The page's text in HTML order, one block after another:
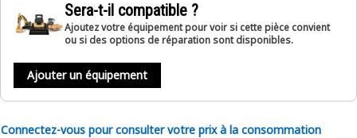
Sera-t-il compatible ?
Ajoutez votre équipement pour voir si cette pièce convient
ou si des options de réparation sont disponibles.
Ajouter un équipement
Connectez-vous pour consulter votre prix à la consommation